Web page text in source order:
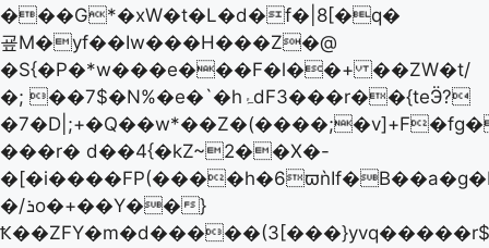
���G*�xW�t�L�d�f�|8[�q�
굪M�yf��Iw���H���Z�@
�S{�P�*w���e���F�l��+ ��ZW�t/
�; ��7$�N%�e�`�hۂdF3���r��{teӬ?
���r� d��4{�kZ~2��X�-
�/ܪo�+��Y��}